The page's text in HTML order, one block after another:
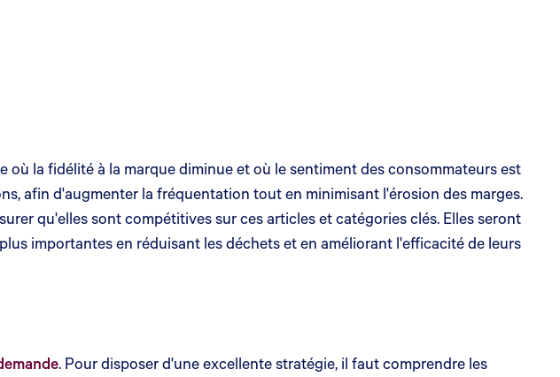
la fidélité à la marque diminue et où le sentiment des consommateurs est
afin d'augmenter la fréquentation tout en minimisant l'érosion des marges.
qu'elles sont compétitives sur ces articles et catégories clés. Elles seront
importantes en réduisant les déchets et en améliorant l'efficacité de leurs
. Pour disposer d'une excellente stratégie, il faut comprendre les